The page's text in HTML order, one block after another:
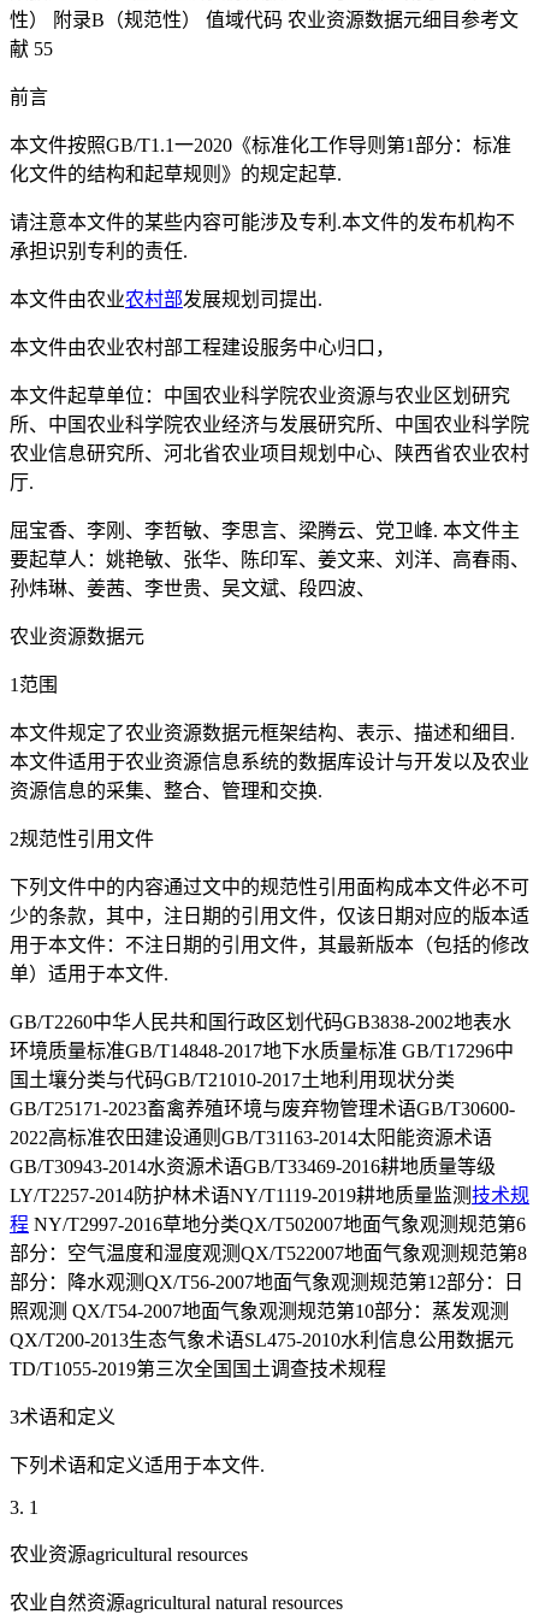
性） 附录B（规范性） 值域代码 农业资源数据元细目参考文
献 55
前言
本文件按照GB/T1.1一2020《标准化工作导则第1部分：标准
化文件的结构和起草规则》的规定起草.
请注意本文件的某些内容可能涉及专利.本文件的发布机构不
承担识别专利的责任.
本文件由农业农村部发展规划司提出.
本文件由农业农村部工程建设服务中心归口，
本文件起草单位：中国农业科学院农业资源与农业区划研究
所、中国农业科学院农业经济与发展研究所、中国农业科学院
农业信息研究所、河北省农业项目规划中心、陕西省农业农村
厅.
屈宝香、李刚、李哲敏、李思言、梁腾云、党卫峰. 本文件主
要起草人：姚艳敏、张华、陈印军、姜文来、刘洋、高春雨、
孙炜琳、姜茜、李世贵、吴文斌、段四波、
农业资源数据元
1范围
本文件规定了农业资源数据元框架结构、表示、描述和细目.
本文件适用于农业资源信息系统的数据库设计与开发以及农业
资源信息的采集、整合、管理和交换.
2规范性引用文件
下列文件中的内容通过文中的规范性引用面构成本文件必不可
少的条款，其中，注日期的引用文件，仅该日期对应的版本适
用于本文件：不注日期的引用文件，其最新版本（包括的修改
单）适用于本文件.
GB/T2260中华人民共和国行政区划代码GB3838-2002地表水
环境质量标准GB/T14848-2017地下水质量标准 GB/T17296中
国土壤分类与代码GB/T21010-2017土地利用现状分类
GB/T25171-2023畜禽养殖环境与废弃物管理术语GB/T30600-
2022高标准农田建设通则GB/T31163-2014太阳能资源术语
GB/T30943-2014水资源术语GB/T33469-2016耕地质量等级
LY/T2257-2014防护林术语NY/T1119-2019耕地质量监测技术规
程 NY/T2997-2016草地分类QX/T502007地面气象观测规范第6
部分：空气温度和湿度观测QX/T522007地面气象观测规范第8
部分：降水观测QX/T56-2007地面气象观测规范第12部分：日
照观测 QX/T54-2007地面气象观测规范第10部分：蒸发观测
QX/T200-2013生态气象术语SL475-2010水利信息公用数据元
TD/T1055-2019第三次全国国土调查技术规程
3术语和定义
下列术语和定义适用于本文件.
3. 1
农业资源agricultural resources
农业自然资源agricultural natural resources